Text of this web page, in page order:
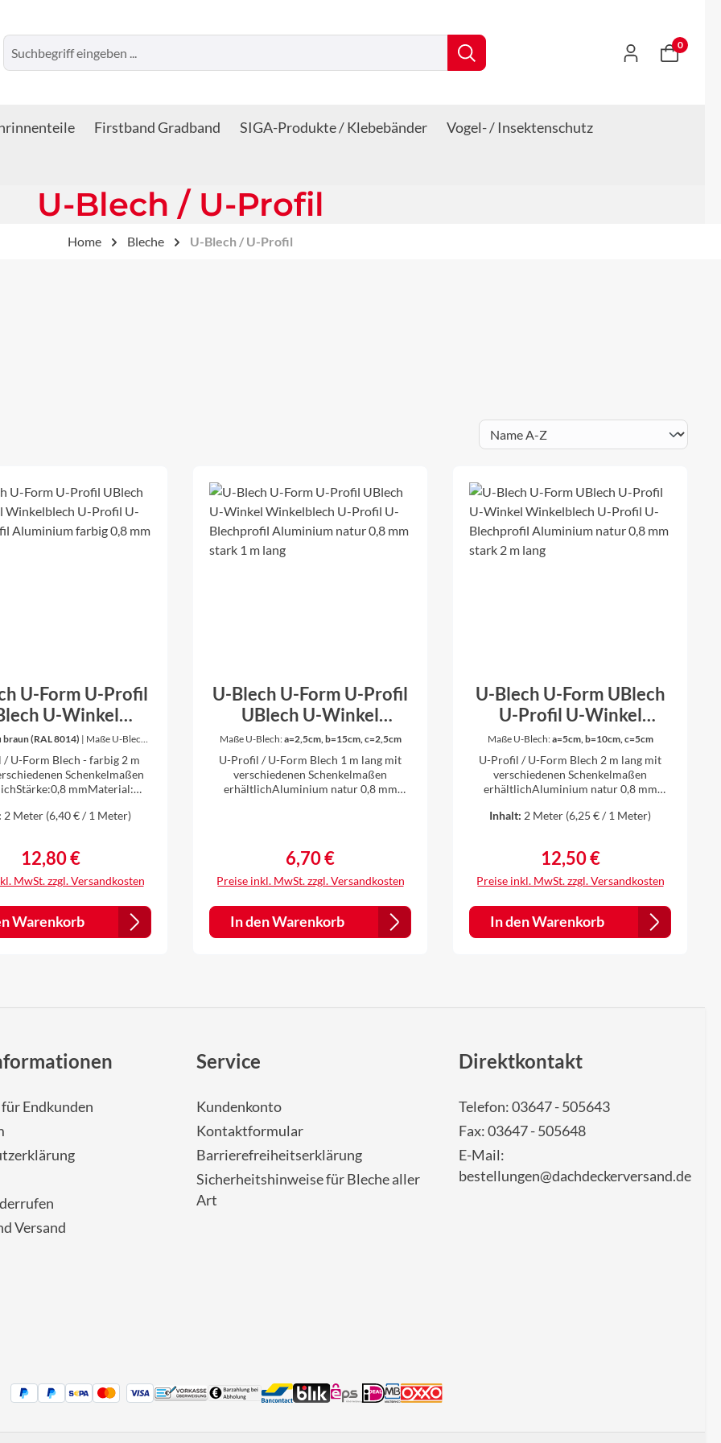
0
Firstband Gradband SIGA-Produkte / Klebebänder
Vogel- / Insektenschutz
U-Blech / U-Profil
Home Bleche U-Blech / U-Profil
U-Form U-Profil
U-Winkel
U-Profil U-
Aluminium
0,8 mm 2 m lang
braun (RAL 8014) | Maße U-Blech:
/ U-Form Blech - farbig 2 m
Schenkelmaßen
mmMaterial:
oxidrot (RAL 3009),
90° Die Bleche
gekantet, daher ist es
Problem auch andere
und Winkel nach Ihren
anzufertigen. Einfach vor
2 Meter (6,40 € / 1 Meter)
Regulärer Preis:
12,80 €
MwSt. zzgl. Versandkosten
Warenkorb
U-Blech U-Form U-Profil
UBlech U-Winkel
Winkelblech U-Profil U-
Blechprofil Aluminium
natur 0,8 mm stark 1 m
lang
Maße U-Blech:a=2,5cm, b=15cm, c=2,5cm
U-Profil / U-Form Blech 1 m lang mit
verschiedenen Schenkelmaßen
erhältlichAluminium natur 0,8 mm
anzufertigen. Einfach vor dem Kauf
anfragen.
Regulärer Preis:
6,70 €
Preise inkl. MwSt. zzgl. Versandkosten
In den Warenkorb
U-Blech U-Form UBlech
U-Profil U-Winkel
Winkelblech U-Profil U-
Blechprofil Aluminium
natur 0,8 mm stark 2 m
lang
Maße U-Blech:a=5cm, b=10cm, c=5cm
U-Profil / U-Form Blech 2 m lang mit
verschiedenen Schenkelmaßen
erhältlichAluminium natur 0,8 mm
individuell gekantet, daher ist es für uns
anzufertigen. Einfach vor dem Kauf
anfragen.
Inhalt: 2 Meter (6,25 € / 1 Meter)
Regulärer Preis:
12,50 €
Preise inkl. MwSt. zzgl. Versandkosten
In den Warenkorb
Endkunden
Versand
Service
Kundenkonto
Kontaktformular
Barrierefreiheitserklärung
Sicherheitshinweise für Bleche aller
Art
Direktkontakt
Telefon: 03647 - 505643
Fax: 03647 - 505648
E-Mail:
bestellungen@dachdeckerversand.de